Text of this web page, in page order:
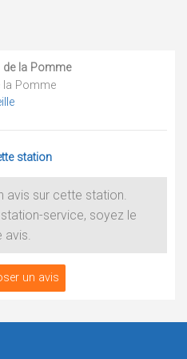
de la Pomme
la Pomme
station
avis sur cette station.
service, soyez le
avis.
un avis